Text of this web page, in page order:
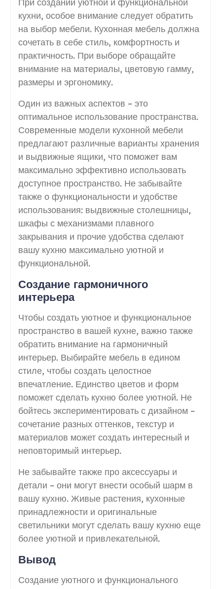
кухни, особое внимание следует обратить
на выбор мебели. Кухонная мебель должна
сочетать в себе стиль, комфортность и
практичность. При выборе обращайте
внимание на материалы, цветовую гамму,
размеры и эргономику.
Один из важных аспектов – это
оптимальное использование пространства.
Современные модели кухонной мебели
предлагают различные варианты хранения
и выдвижные ящики, что поможет вам
максимально эффективно использовать
доступное пространство. Не забывайте
также о функциональности и удобстве
использования: выдвижные столешницы,
шкафы с механизмами плавного
закрывания и прочие удобства сделают
вашу кухню максимально уютной и
функциональной.
Создание гармоничного
интерьера
Чтобы создать уютное и функциональное
пространство в вашей кухне, важно также
обратить внимание на гармоничный
интерьер. Выбирайте мебель в едином
стиле, чтобы создать целостное
впечатление. Единство цветов и форм
поможет сделать кухню более уютной. Не
бойтесь экспериментировать с дизайном –
сочетание разных оттенков, текстур и
материалов может создать интересный и
неповторимый интерьер.
Не забывайте также про аксессуары и
детали – они могут внести особый шарм в
вашу кухню. Живые растения, кухонные
принадлежности и оригинальные
светильники могут сделать вашу кухню еще
более уютной и привлекательной.
Вывод
Создание уютного и функционального